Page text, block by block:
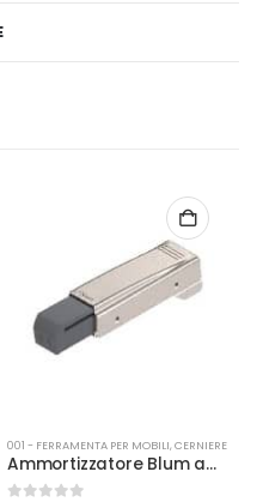
001 - FERRAMENTA PER MOBILI,CERNIERE
Ammortizzatore Blum ad innesto per cerniera